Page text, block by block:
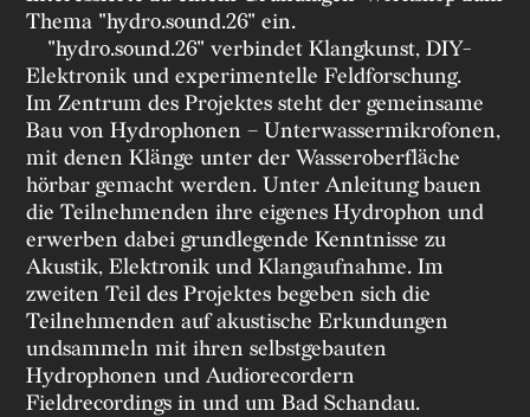
Archiv
Kollaboration
Suche
English
Thema "hydro.sound.26" ein.
"hydro.sound.26" verbindet Klangkunst, DIY-
Elektronik und experimentelle Feldforschung.
Im Zentrum des Projektes steht der gemeinsame
Bau von Hydrophonen – Unterwassermikrofonen,
mit denen Klänge unter der Wasseroberfläche
hörbar gemacht werden. Unter Anleitung bauen
die Teilnehmenden ihre eigenes Hydrophon und
erwerben dabei grundlegende Kenntnisse zu
Akustik, Elektronik und Klangaufnahme. Im
zweiten Teil des Projektes begeben sich die
Teilnehmenden auf akustische Erkundungen
undsammeln mit ihren selbstgebauten
Hydrophonen und Audiorecordern
Fieldrecordings in und um Bad Schandau.